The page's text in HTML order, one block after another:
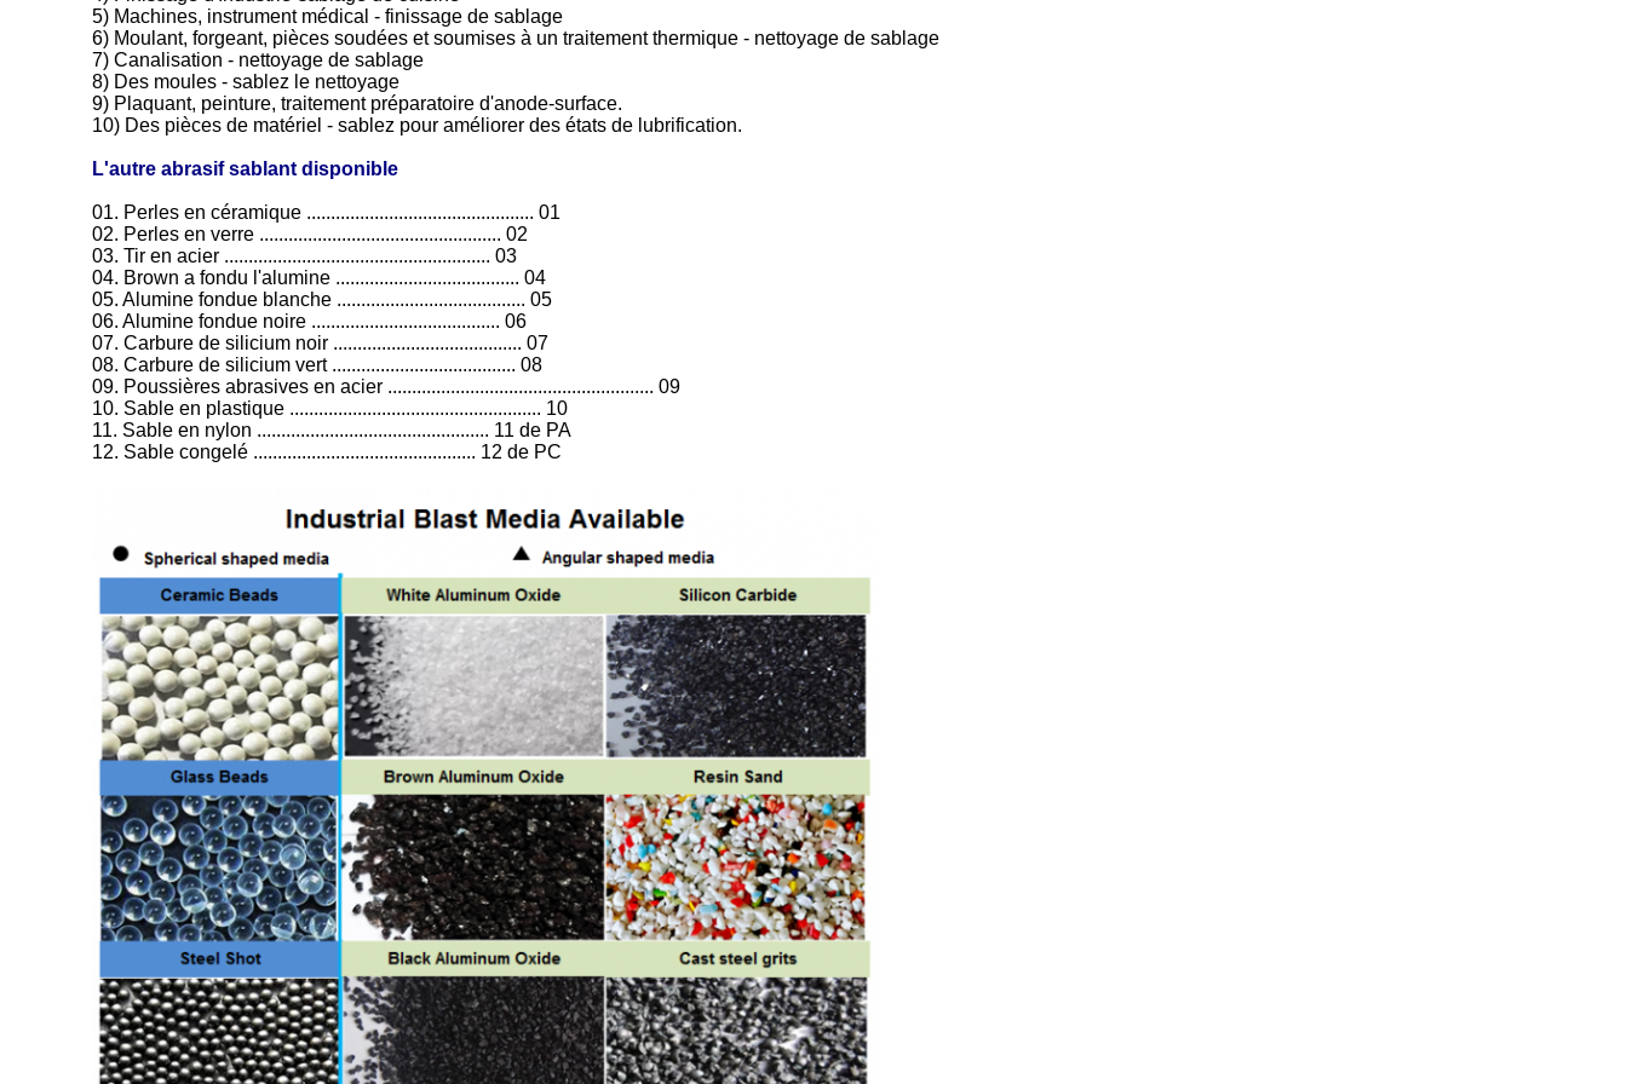
5) Machines, instrument médical - finissage de sablage
6) Moulant, forgeant, pièces soudées et soumises à un traitement thermique - nettoyage de sablage
7) Canalisation - nettoyage de sablage
8) Des moules - sablez le nettoyage
9) Plaquant, peinture, traitement préparatoire d'anode-surface.
10) Des pièces de matériel - sablez pour améliorer des états de lubrification.
L'autre abrasif sablant disponible
01. Perles en céramique ............................................... 01
02. Perles en verre .................................................. 02
03. Tir en acier ....................................................... 03
04. Brown a fondu l'alumine ...................................... 04
05. Alumine fondue blanche ....................................... 05
06. Alumine fondue noire ....................................... 06
07. Carbure de silicium noir ....................................... 07
08. Carbure de silicium vert ...................................... 08
09. Poussières abrasives en acier ....................................................... 09
10. Sable en plastique .................................................... 10
11. Sable en nylon ................................................ 11 de PA
12. Sable congelé .............................................. 12 de PC